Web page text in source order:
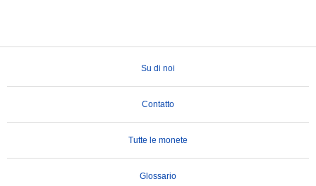
Su di noi
Contatto
Tutte le monete
Glossario